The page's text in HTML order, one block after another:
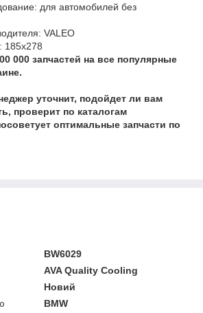
для автомобилей без
VALEO
185x278
000 запчастей на все популярные
уточнит, подойдет ли вам
проверит по каталогам
оптимальные запчасти по
BW6029
AVA Quality Cooling
Новий
BMW